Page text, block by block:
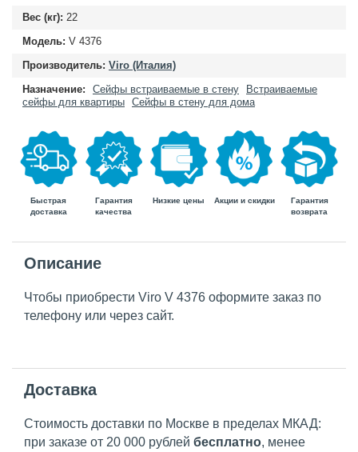
Вес (кг): 22
Модель: V 4376
Производитель: Viro (Италия)
Назначение:
Сейфы встраиваемые в стену
Встраиваемые
сейфы для квартиры Сейфы в стену для дома
Быстрая
доставка
Гарантия
качества
Низкие цены Акции и скидки
Гарантия
возврата
Описание
Чтобы приобрести Viro V 4376 оформите заказ по
телефону или через сайт.
Доставка
Стоимость доставки по Москве в пределах МКАД:
при заказе от 20 000 рублей бесплатно, менее